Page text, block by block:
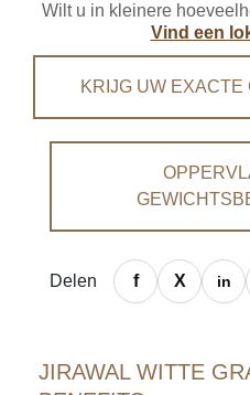
Wilt u in kleinere
Vind een
KRIJG UW
Delen
JIRAWAL WITTE